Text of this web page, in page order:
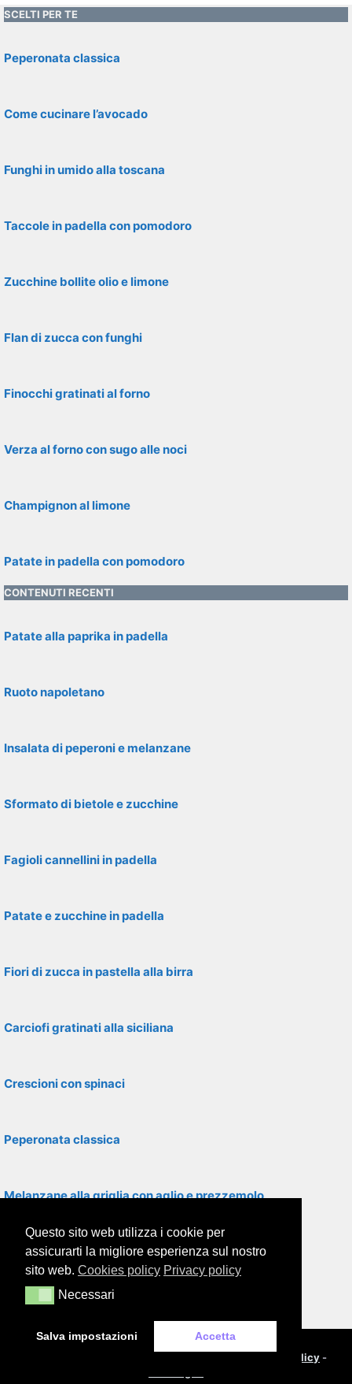
SCELTI PER TE
Peperonata classica
Come cucinare l’avocado
Funghi in umido alla toscana
Taccole in padella con pomodoro
Zucchine bollite olio e limone
Flan di zucca con funghi
Finocchi gratinati al forno
Verza al forno con sugo alle noci
Champignon al limone
Patate in padella con pomodoro
CONTENUTI RECENTI
Patate alla paprika in padella
Ruoto napoletano
Insalata di peperoni e melanzane
Sformato di bietole e zucchine
Fagioli cannellini in padella
Patate e zucchine in padella
Fiori di zucca in pastella alla birra
Carciofi gratinati alla siciliana
Crescioni con spinaci
Peperonata classica
Melanzane alla griglia con aglio e prezzemolo
Insalata valeriana e peperoni
Insalata campagnola
Privacy policy -
Questo sito web utilizza i cookie per
assicurarti la migliore esperienza sul nostro
sito web. Cookies policy Privacy policy
NecessariNecessari
Salva impostazioni Accetta